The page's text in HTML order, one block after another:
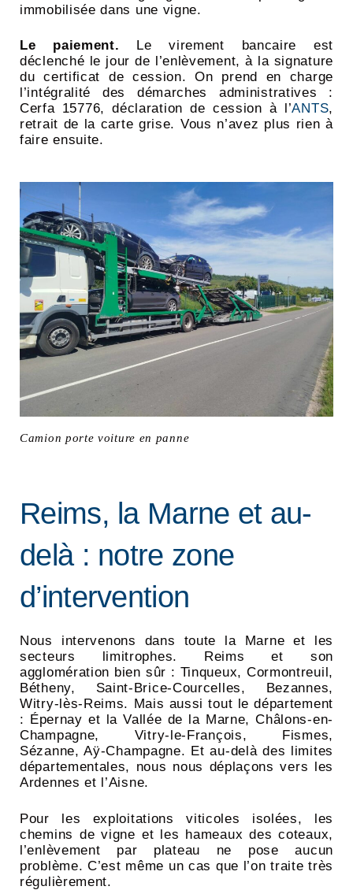
immobilisée dans une vigne.
Le paiement. Le virement bancaire est
déclenché le jour de l’enlèvement, à la signature
du certificat de cession. On prend en charge
l’intégralité des démarches administratives :
Cerfa 15776, déclaration de cession à l’ANTS,
retrait de la carte grise. Vous n’avez plus rien à
faire ensuite.
Camion porte voiture en panne
Reims, la Marne et au-
delà : notre zone
d’intervention
Nous intervenons dans toute la Marne et les
secteurs limitrophes. Reims et son
agglomération bien sûr : Tinqueux, Cormontreuil,
Bétheny, Saint-Brice-Courcelles, Bezannes,
Witry-lès-Reims. Mais aussi tout le département
: Épernay et la Vallée de la Marne, Châlons-en-
Champagne, Vitry-le-François, Fismes,
Sézanne, Aÿ-Champagne. Et au-delà des limites
départementales, nous nous déplaçons vers les
Ardennes et l’Aisne.
Pour les exploitations viticoles isolées, les
chemins de vigne et les hameaux des coteaux,
l’enlèvement par plateau ne pose aucun
problème. C’est même un cas que l’on traite très
régulièrement.